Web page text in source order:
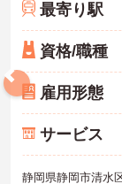
最寄り駅
資格/職種
雇用形態
サービス
静岡県静岡市清水